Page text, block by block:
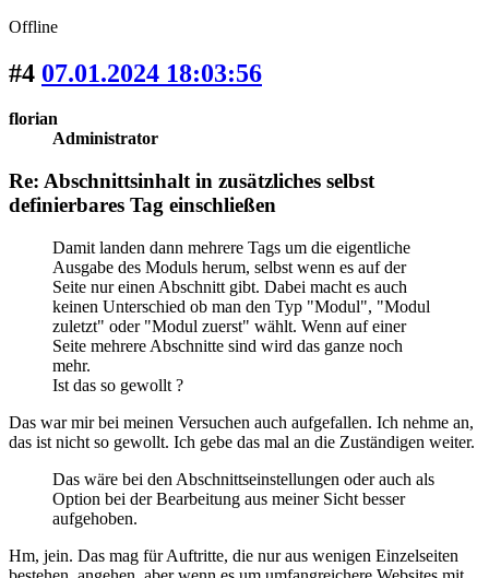
Offline
#4 07.01.2024 18:03:56
florian
Administrator
Re: Abschnittsinhalt in zusätzliches selbst
definierbares Tag einschließen
Damit landen dann mehrere Tags um die eigentliche
Ausgabe des Moduls herum, selbst wenn es auf der
Seite nur einen Abschnitt gibt. Dabei macht es auch
keinen Unterschied ob man den Typ "Modul", "Modul
zuletzt" oder "Modul zuerst" wählt. Wenn auf einer
Seite mehrere Abschnitte sind wird das ganze noch
mehr.
Ist das so gewollt ?
Das war mir bei meinen Versuchen auch aufgefallen. Ich nehme an,
das ist nicht so gewollt. Ich gebe das mal an die Zuständigen weiter.
Das wäre bei den Abschnittseinstellungen oder auch als
Option bei der Bearbeitung aus meiner Sicht besser
aufgehoben.
Hm, jein. Das mag für Auftritte, die nur aus wenigen Einzelseiten